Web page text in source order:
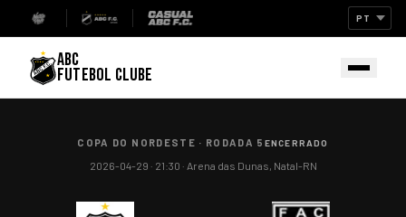
ABC
FUTEBOL CLUBE
COPA DO NORDESTE · RODADA 5 ENCERRADO
2026-04-29 · 21:30 · Arena das Dunas, Natal-RN